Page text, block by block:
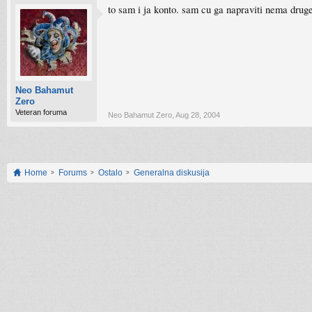
Neo Bahamut
Zero
Veteran foruma
to sam i ja konto. sam cu ga napraviti nema
Neo Bahamut Zero Aug 28, 2004
Home Forums Ostalo Generalna diskusija